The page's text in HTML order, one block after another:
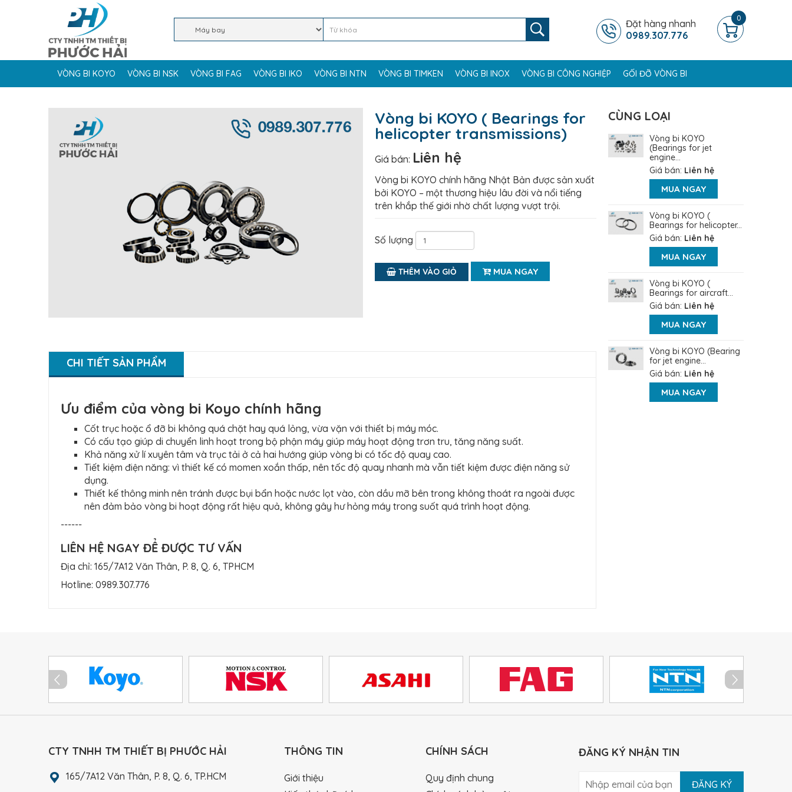
Đặt hàng nhanh
0989.307.776
0
VÒNG BI KOYO VÒNG BI NSK VÒNG BI FAG VÒNG BI IKO VÒNG BI NTN VÒNG BI TIMKEN VÒNG BI INOX VÒNG BI CÔNG NGHIỆP GỐI ĐỠ VÒNG BI
Vòng bi KOYO ( Bearings for
helicopter transmissions)
Giá bán: Liên hệ
Vòng bi KOYO chính hãng Nhật Bản được sản xuất
bởi KOYO – một thương hiệu lâu đời và nổi tiếng
trên khắp thế giới nhờ chất lượng vượt trội.
Số lượng
THÊM VÀO GIỎ MUA NGAY
CHI TIẾT SẢN PHẨM
Ưu điểm của vòng bi Koyo chính hãng
Cốt trục hoặc ổ đỡ bi không quá chặt hay quá lỏng, vừa vặn với thiết bị máy móc.
Có cấu tạo giúp di chuyển linh hoạt trong bộ phận máy giúp máy hoạt động trơn tru, tăng năng suất.
Khả năng xử lí xuyên tâm và trục tải ở cả hai hướng giúp vòng bi có tốc độ quay cao.
Tiết kiệm điện năng: vì thiết kế có momen xoắn thấp, nên tốc độ quay nhanh mà vẫn tiết kiệm được điện năng sử
dụng.
Thiết kế thông minh nên tránh được bụi bẩn hoặc nước lọt vào, còn dầu mỡ bên trong không thoát ra ngoài được
nên đảm bảo vòng bi hoạt động rất hiệu quả, không gây hư hỏng máy trong suốt quá trình hoạt động.
------
LIÊN HỆ NGAY ĐỂ ĐƯỢC TƯ VẤN
Địa chỉ: 165/7A12 Văn Thân, P. 8, Q. 6, TPHCM
Hotline: 0989.307.776
CÙNG LOẠI
Vòng bi KOYO
(Bearings for jet
engine...
Giá bán: Liên hệ
MUA NGAY
Vòng bi KOYO (
Bearings for helicopter...
Giá bán: Liên hệ
MUA NGAY
Vòng bi KOYO (
Bearings for aircraft...
Giá bán: Liên hệ
MUA NGAY
Vòng bi KOYO (Bearing
for jet engine...
Giá bán: Liên hệ
MUA NGAY
CTY TNHH TM THIẾT BỊ PHƯỚC HẢI
165/7A12 Văn Thân, P. 8, Q. 6, TP.HCM
THÔNG TIN
Giới thiệu
CHÍNH SÁCH
Quy định chung
ĐĂNG KÝ NHẬN TIN
ĐĂNG KÝ